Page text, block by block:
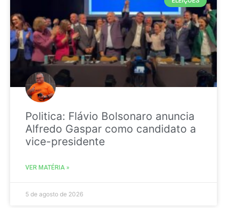
Politica: Flávio Bolsonaro anuncia
Alfredo Gaspar como candidato a
vice-presidente
VER MATÉRIA »
5 de agosto de 2026